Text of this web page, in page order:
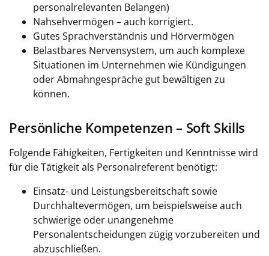
personalrelevanten Belangen)
Nahsehvermögen – auch korrigiert.
Gutes Sprachverständnis und Hörvermögen
Belastbares Nervensystem, um auch komplexe
Situationen im Unternehmen wie Kündigungen
oder Abmahngespräche gut bewältigen zu
können.
Persönliche Kompetenzen – Soft Skills
Folgende Fähigkeiten, Fertigkeiten und Kenntnisse wird
für die Tätigkeit als Personalreferent benötigt:
Einsatz- und Leistungsbereitschaft sowie
Durchhaltevermögen, um beispielsweise auch
schwierige oder unangenehme
Personalentscheidungen zügig vorzubereiten und
abzuschließen.